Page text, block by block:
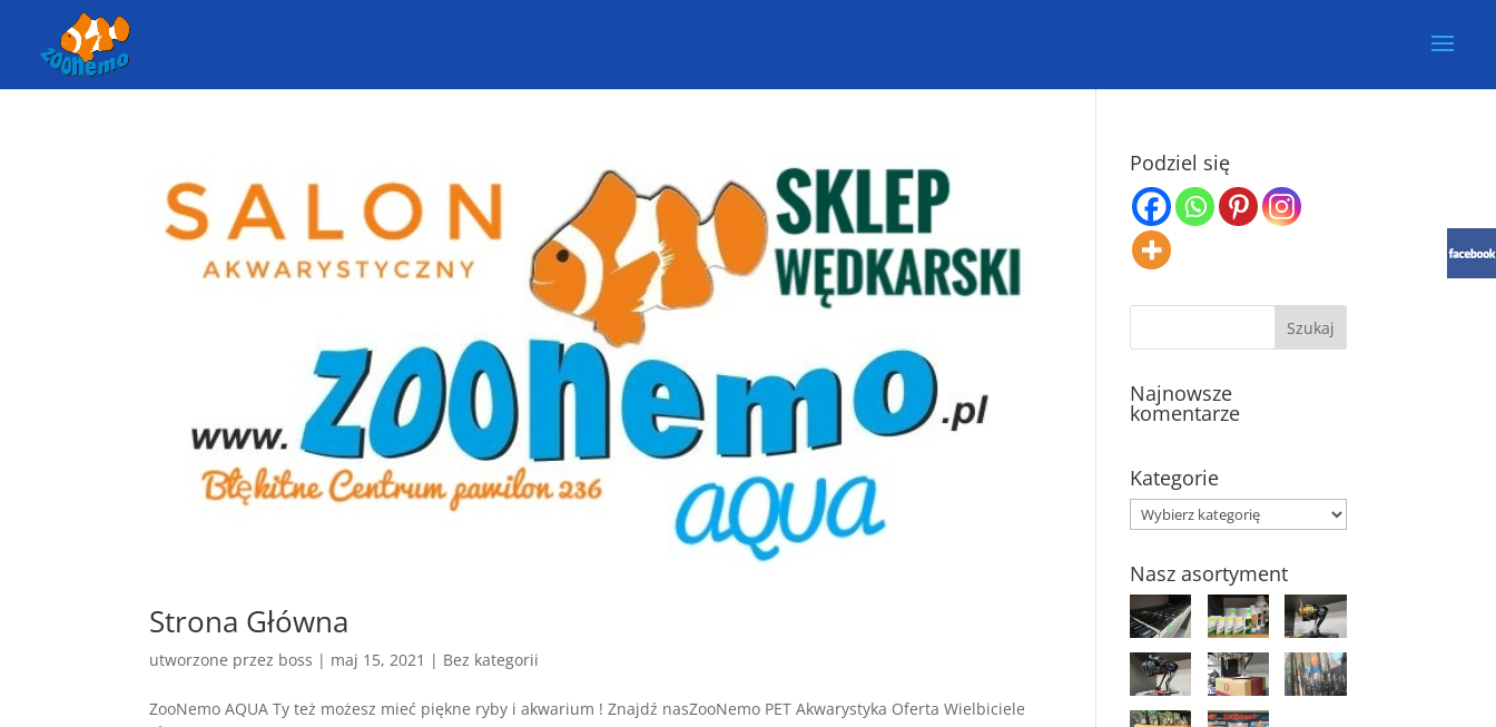
Strona Główna
utworzone przez boss | maj 15, 2021 | Bez kategorii
ZooNemo AQUA Ty też możesz mieć piękne ryby i akwarium ! Znajdź nasZooNemo PET Akwarystyka Oferta Wielbiciele
Podziel się
Najnowsze
komentarze
Kategorie
Kategorie
Nasz asortyment